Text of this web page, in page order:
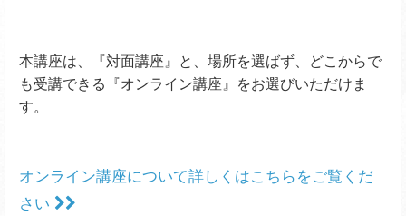
本講座は、『対面講座』と、場所を選ばず、どこからで
も受講できる『オンライン講座』をお選びいただけま
す。
オンライン講座について詳しくはこちらをご覧くだ
さい